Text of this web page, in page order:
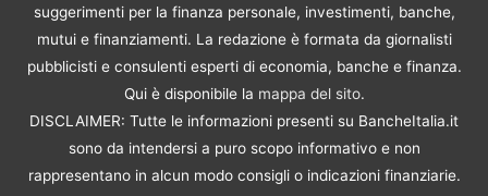
suggerimenti per la finanza personale, investimenti, banche,
mutui e finanziamenti. La redazione è formata da giornalisti
pubblicisti e consulenti esperti di economia, banche e finanza.
Qui è disponibile la mappa del sito.
DISCLAIMER: Tutte le informazioni presenti su BancheItalia.it
sono da intendersi a puro scopo informativo e non
rappresentano in alcun modo consigli o indicazioni finanziarie.